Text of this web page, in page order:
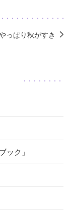
っぱり秋がすき
ック」